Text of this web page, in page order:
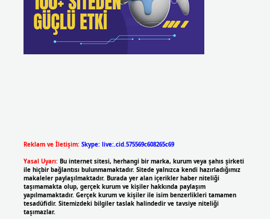
Reklam ve İletişim: Skype: live:.cid.575569c608265c69
Yasal Uyarı: Bu internet sitesi, herhangi bir marka, kurum veya şahıs şirketi
ile hiçbir bağlantısı bulunmamaktadır. Sitede yalnızca kendi hazırladığımız
makaleler paylaşılmaktadır. Burada yer alan içerikler haber niteliği
taşımamakta olup, gerçek kurum ve kişiler hakkında paylaşım
yapılmamaktadır. Gerçek kurum ve kişiler ile isim benzerlikleri tamamen
tesadüfidir. Sitemizdeki bilgiler taslak halindedir ve tavsiye niteliği
taşımazlar.